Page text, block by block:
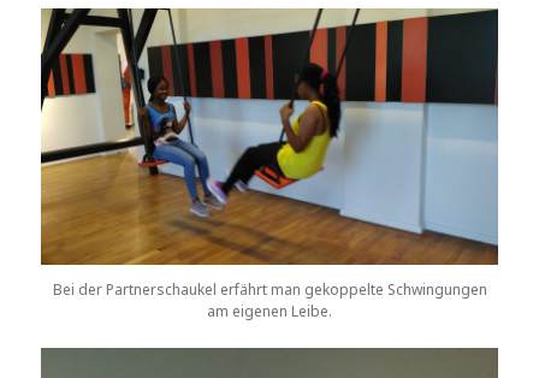
Bei der Partnerschaukel erfährt man gekoppelte Schwingungen
am eigenen Leibe.